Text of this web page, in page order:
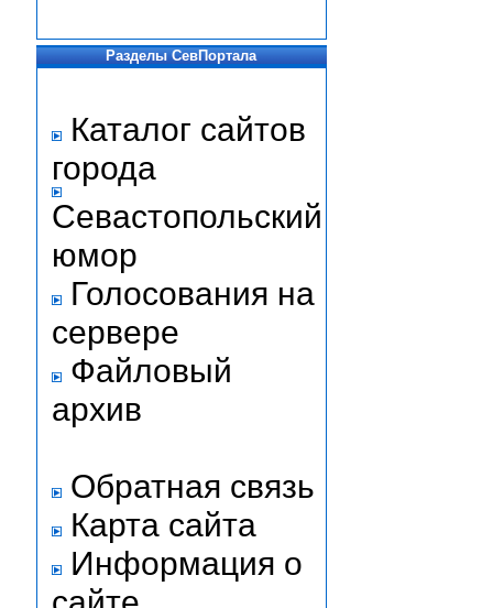
Разделы СевПортала
Каталог сайтов
города
Севастопольский
юмор
Голосования на
сервере
Файловый
архив
Обратная связь
Карта сайта
Информация о